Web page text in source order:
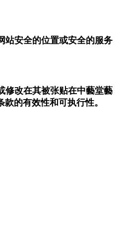
站安全的位置或安全的服务
修改在其被张贴在中藝堂藝
的有效性和可执行性。